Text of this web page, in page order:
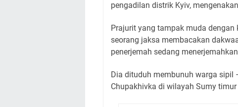
pengadilan distrik Kyiv,
Prajurit yang tampak muda
seorang jaksa membacakan
penerjemah sedang
Dia dituduh membunuh warga sipil
Chupakhivka di wilayah Sumy